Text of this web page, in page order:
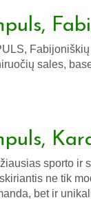
sales,
sporto ir
ne tik
bet ir